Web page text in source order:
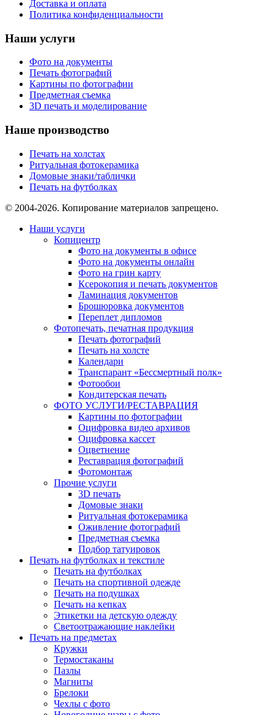
Доставка и оплата
Политика конфиденциальности
Наши услуги
Фото на документы
Печать фотографий
Картины по фотографии
Предметная съемка
3D печать и моделирование
Наше производство
Печать на холстах
Ритуальная фотокерамика
Домовые знаки/таблички
Печать на футболках
© 2004-2026. Копирование материалов запрещено.
Наши услуги
Копицентр
Фото на документы в офисе
Фото на документы онлайн
Фото на грин карту
Ксерокопия и печать документов
Ламинация документов
Брошюровка документов
Переплет дипломов
Фотопечать, печатная продукция
Печать фотографий
Печать на холсте
Календари
Транспарант «Бессмертный полк»
Фотообои
Кондитерская печать
ФОТО УСЛУГИ/РЕСТАВРАЦИЯ
Картины по фотографии
Оцифровка видео архивов
Оцифровка кассет
Оцветнение
Реставрация фотографий
Фотомонтаж
Прочие услуги
3D печать
Домовые знаки
Ритуальная фотокерамика
Оживление фотографий
Предметная съемка
Подбор татуировок
Печать на футболках и текстиле
Печать на футболках
Печать на спортивной одежде
Печать на подушках
Печать на кепках
Этикетки на детскую одежду
Светоотражающие наклейки
Печать на предметах
Кружки
Термостаканы
Пазлы
Магниты
Брелоки
Чехлы с фото